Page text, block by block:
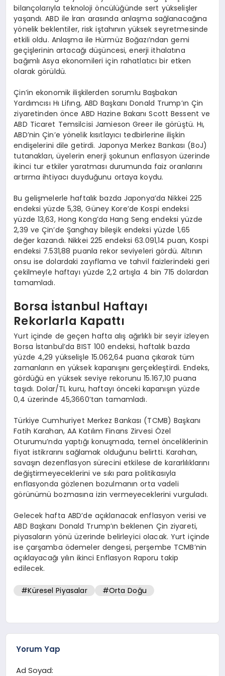
bilançolarıyla teknoloji öncülüğünde sert yükselişler
yaşandı. ABD ile İran arasında anlaşma sağlanacağına
yönelik beklentiler, risk iştahının yüksek seyretmesinde
etkili oldu. Anlaşma ile Hürmüz Boğazı’ndan gemi
geçişlerinin artacağı düşüncesi, enerji ithalatına
bağımlı Asya ekonomileri için rahatlatıcı bir etken
olarak görüldü.
Çin’in ekonomik ilişkilerden sorumlu Başbakan
Yardımcısı Hı Lifıng, ABD Başkanı Donald Trump’ın Çin
ziyaretinden önce ABD Hazine Bakanı Scott Bessent ve
ABD Ticaret Temsilcisi Jamieson Greer ile görüştü. Hı,
ABD’nin Çin’e yönelik kısıtlayıcı tedbirlerine ilişkin
endişelerini dile getirdi. Japonya Merkez Bankası (BoJ)
tutanakları, üyelerin enerji şokunun enflasyon üzerinde
ikinci tur etkiler yaratması durumunda faiz oranlarını
artırma ihtiyacı duyduğunu ortaya koydu.
Bu gelişmelerle haftalık bazda Japonya’da Nikkei 225
endeksi yüzde 5,38, Güney Kore’de Kospi endeksi
yüzde 13,63, Hong Kong’da Hang Seng endeksi yüzde
2,39 ve Çin’de Şanghay bileşik endeksi yüzde 1,65
değer kazandı. Nikkei 225 endeksi 63.091,14 puan, Kospi
endeksi 7.531,88 puanla rekor seviyeleri gördü. Altının
onsu ise dolardaki zayıflama ve tahvil faizlerindeki geri
çekilmeyle haftayı yüzde 2,2 artışla 4 bin 715 dolardan
tamamladı.
Borsa İstanbul Haftayı
Rekorlarla Kapattı
Yurt içinde de geçen hafta alış ağırlıklı bir seyir izleyen
Borsa İstanbul’da BIST 100 endeksi, haftalık bazda
yüzde 4,29 yükselişle 15.062,64 puana çıkarak tüm
zamanların en yüksek kapanışını gerçekleştirdi. Endeks,
gördüğü en yüksek seviye rekorunu 15.167,10 puana
taşıdı. Dolar/TL kuru, haftayı önceki kapanışın yüzde
0,4 üzerinde 45,3660’tan tamamladı.
Türkiye Cumhuriyet Merkez Bankası (TCMB) Başkanı
Fatih Karahan, AA Katılım Finans Zirvesi Özel
Oturumu’nda yaptığı konuşmada, temel önceliklerinin
fiyat istikrarını sağlamak olduğunu belirtti. Karahan,
savaşın dezenflasyon sürecini etkilese de kararlılıklarını
değiştirmeyeceklerini ve sıkı para politikasıyla
enflasyonda gözlenen bozulmanın orta vadeli
görünümü bozmasına izin vermeyeceklerini vurguladı.
Gelecek hafta ABD’de açıklanacak enflasyon verisi ve
ABD Başkanı Donald Trump’ın beklenen Çin ziyareti,
piyasaların yönü üzerinde belirleyici olacak. Yurt içinde
ise çarşamba ödemeler dengesi, perşembe TCMB’nin
açıklayacağı yılın ikinci Enflasyon Raporu takip
edilecek.
#Küresel Piyasalar #Orta Doğu
Yorum Yap
Ad Soyad: